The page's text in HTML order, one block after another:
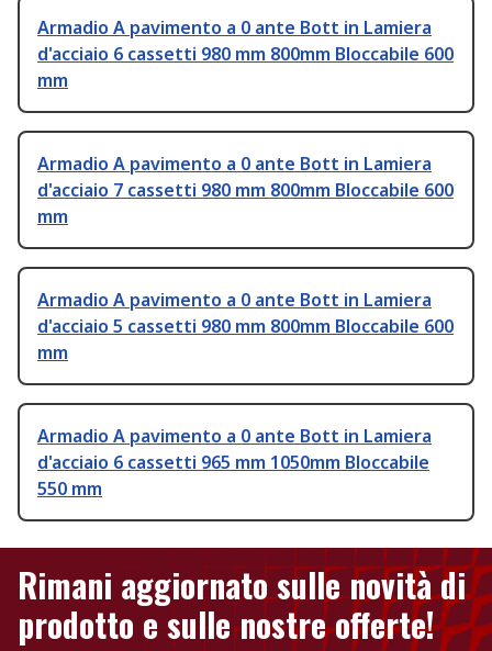
Armadio A pavimento a 0 ante Bott in Lamiera
d'acciaio 6 cassetti 980 mm 800mm Bloccabile 600
mm
Armadio A pavimento a 0 ante Bott in Lamiera
d'acciaio 7 cassetti 980 mm 800mm Bloccabile 600
mm
Armadio A pavimento a 0 ante Bott in Lamiera
d'acciaio 5 cassetti 980 mm 800mm Bloccabile 600
mm
Armadio A pavimento a 0 ante Bott in Lamiera
d'acciaio 6 cassetti 965 mm 1050mm Bloccabile
550 mm
Rimani aggiornato sulle novità di
prodotto e sulle nostre offerte!